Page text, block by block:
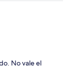
No vale el